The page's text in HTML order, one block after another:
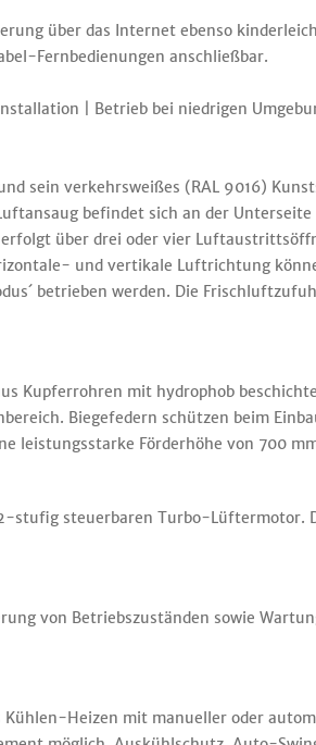
über das Internet ebenso
Fernbedienungen anschließbar.
| Betrieb bei niedrigen
sein verkehrsweißes (RAL 9016)
befindet sich an der
über drei oder vier
und vertikale Luftrichtung
betrieben werden. Die
Kupferrohren mit hydrophob
Biegefedern schützen beim
leistungsstarke Förderhöhe von 700
stufig steuerbaren Turbo-Lüftermotor.
von Betriebszuständen sowie
Heizen mit manueller oder